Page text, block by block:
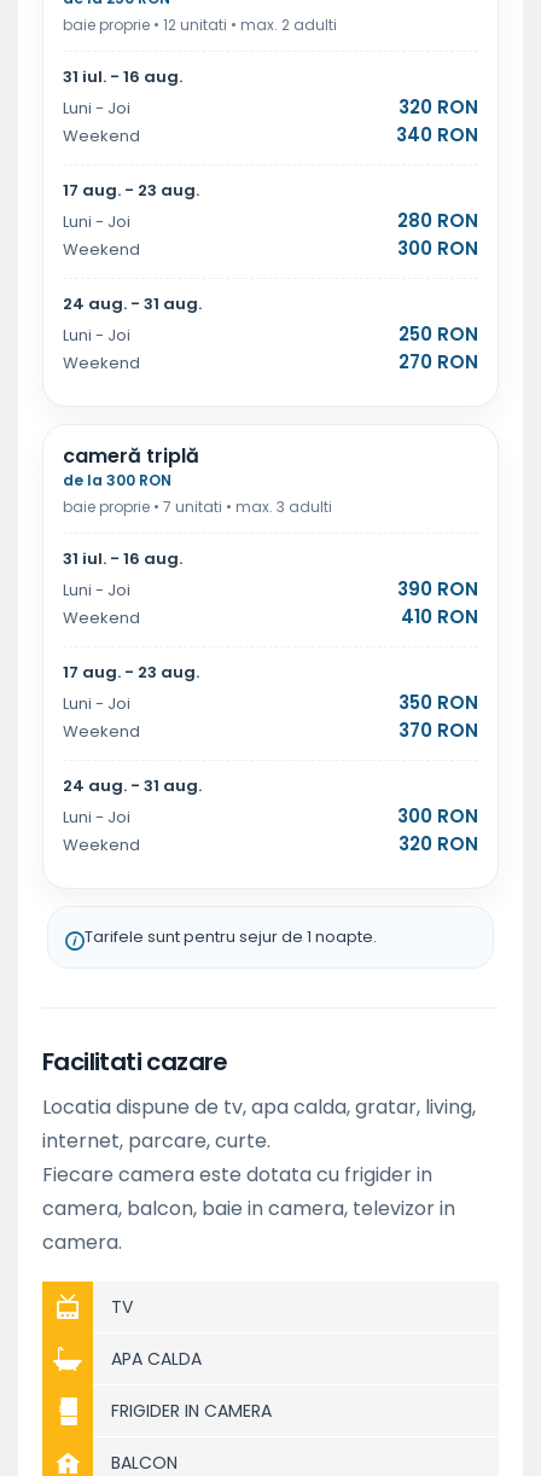
baie proprie • 12 unitati • max. 2 adulti
31 iul. - 16 aug.
Luni - Joi
320 RON
Weekend 340 RON
17 aug. - 23 aug.
Luni - Joi
280 RON
Weekend 300 RON
24 aug. - 31 aug.
Luni - Joi
250 RON
Weekend 270 RON
cameră triplă
de la 300 RON
baie proprie • 7 unitati • max. 3 adulti
31 iul. - 16 aug.
Luni - Joi
390 RON
Weekend 410 RON
17 aug. - 23 aug.
Luni - Joi
350 RON
Weekend 370 RON
24 aug. - 31 aug.
Luni - Joi
300 RON
Weekend 320 RON
Tarifele sunt pentru sejur de 1 noapte.
Facilitati cazare
Locatia dispune de tv, apa calda, gratar, living,
internet, parcare, curte.
Fiecare camera este dotata cu frigider in
camera, balcon, baie in camera, televizor in
camera.
TV
APA CALDA
FRIGIDER IN CAMERA
BALCON